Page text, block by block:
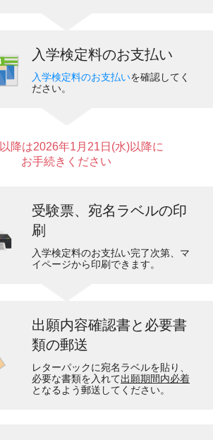
入学検定料のお支払い
入学検定料のお支払いを確認してく
ださい。
降は2026年1月21日(水)以降に
お手続きください
受験票、宛名ラベルの印
刷
入学検定料のお支払い完了次第、マ
イページから印刷できます。
出願内容確認書と必要書
類の郵送
レターパックに宛名ラベルを貼り、
必要な書類を入れて出願期間内必着
となるよう郵送してください。